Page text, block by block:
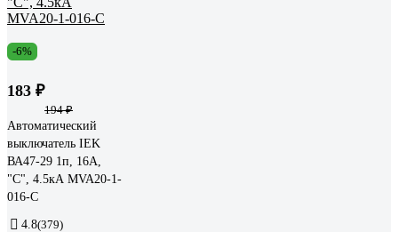
-6%
183 ₽
194 ₽
Автоматический
выключатель IEK
ВА47-29 1п, 16А,
"С", 4.5кА MVA20-1-
016-C
4.8(379)